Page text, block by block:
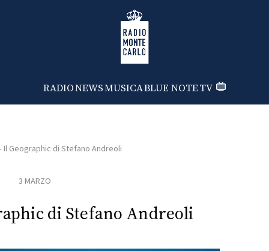
Radio Monte Carlo
RADIONEWSMUSICABLUE NOTETV
Geographic di Stefano Andreoli
3 MARZO
di Stefano Andreoli